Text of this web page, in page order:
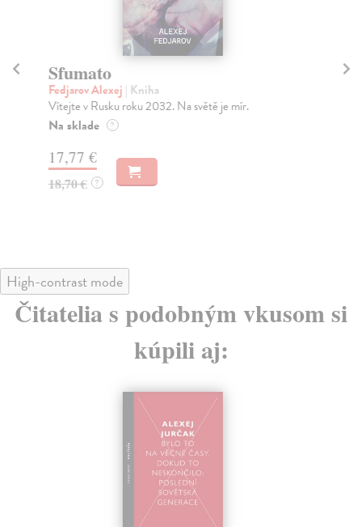
Sfumato
Fedjarov Alexej | Kniha
Vítejte v Rusku roku 2032. Na světě je mír.
Na sklade ?
17,77 €
18,70 € ?
High-contrast mode
Čitatelia s podobným vkusom si
kúpili aj: